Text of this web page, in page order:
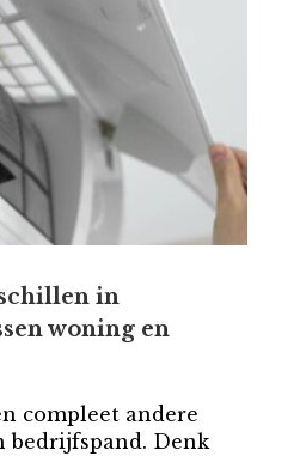
in
woning en
compleet andere
bedrijfspand. Denk